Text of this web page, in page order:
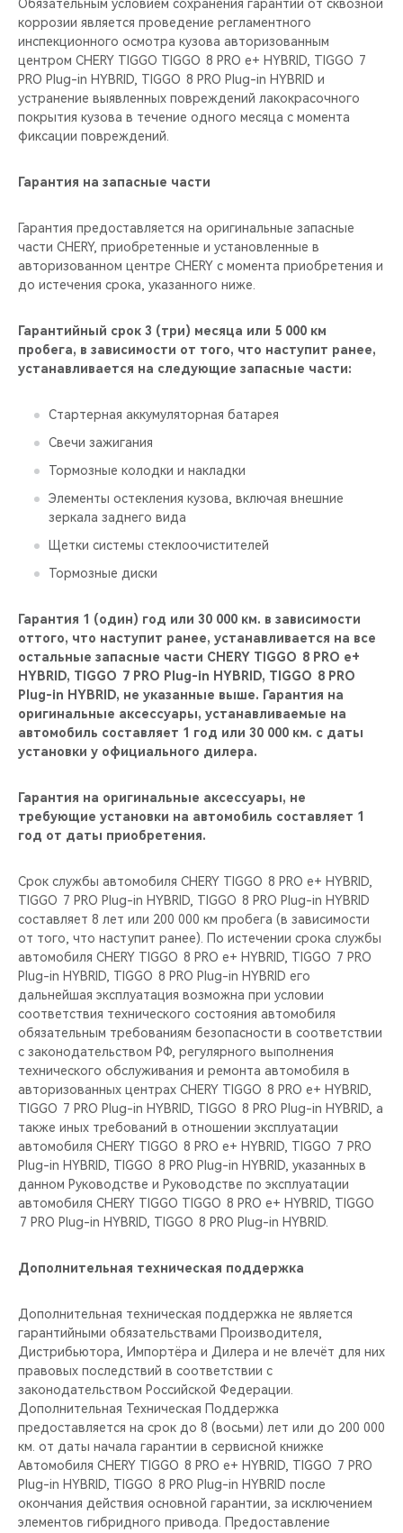
Обязательным условием сохранения гарантии от сквозной
коррозии является проведение регламентного
инспекционного осмотра кузова авторизованным
центром CHERY TIGGO TIGGO 8 PRO е+ HYBRID, TIGGO 7
PRO Plug-in HYBRID, TIGGO 8 PRO Plug-in HYBRID и
устранение выявленных повреждений лакокрасочного
покрытия кузова в течение одного месяца с момента
фиксации повреждений.
Гарантия на запасные части
Гарантия предоставляется на оригинальные запасные
части CHERY, приобретенные и установленные в
авторизованном центре CHERY с момента приобретения и
до истечения срока, указанного ниже.
Гарантийный срок 3 (три) месяца или 5 000 км
пробега, в зависимости от того, что наступит ранее,
устанавливается на следующие запасные части:
Стартерная аккумуляторная батарея
Свечи зажигания
Тормозные колодки и накладки
Элементы остекления кузова, включая внешние
зеркала заднего вида
Щетки системы стеклоочистителей
Тормозные диски
Гарантия 1 (один) год или 30 000 км. в зависимости
оттого, что наступит ранее, устанавливается на все
остальные запасные части CHERY TIGGO 8 PRO е+
HYBRID, TIGGO 7 PRO Plug-in HYBRID, TIGGO 8 PRO
Plug-in HYBRID, не указанные выше. Гарантия на
оригинальные аксессуары, устанавливаемые на
автомобиль составляет 1 год или 30 000 км. с даты
установки у официального дилера.
Гарантия на оригинальные аксессуары, не
требующие установки на автомобиль составляет 1
год от даты приобретения.
Срок службы автомобиля CHERY TIGGO 8 PRO е+ HYBRID,
TIGGO 7 PRO Plug-in HYBRID, TIGGO 8 PRO Plug-in HYBRID
составляет 8 лет или 200 000 км пробега (в зависимости
от того, что наступит ранее). По истечении срока службы
автомобиля CHERY TIGGO 8 PRO е+ HYBRID, TIGGO 7 PRO
Plug-in HYBRID, TIGGO 8 PRO Plug-in HYBRID его
дальнейшая эксплуатация возможна при условии
соответствия технического состояния автомобиля
обязательным требованиям безопасности в соответствии
с законодательством РФ, регулярного выполнения
технического обслуживания и ремонта автомобиля в
авторизованных центрах CHERY TIGGO 8 PRO е+ HYBRID,
TIGGO 7 PRO Plug-in HYBRID, TIGGO 8 PRO Plug-in HYBRID, а
также иных требований в отношении эксплуатации
автомобиля CHERY TIGGO 8 PRO е+ HYBRID, TIGGO 7 PRO
Plug-in HYBRID, TIGGO 8 PRO Plug-in HYBRID, указанных в
данном Руководстве и Руководстве по эксплуатации
автомобиля CHERY TIGGO TIGGO 8 PRO е+ HYBRID, TIGGO
7 PRO Plug-in HYBRID, TIGGO 8 PRO Plug-in HYBRID.
Дополнительная техническая поддержка
Дополнительная техническая поддержка не является
гарантийными обязательствами Производителя,
Дистрибьютора, Импортёра и Дилера и не влечёт для них
правовых последствий в соответствии с
законодательством Российской Федерации.
Дополнительная Техническая Поддержка
предоставляется на срок до 8 (восьми) лет или до 200 000
км. от даты начала гарантии в сервисной книжке
Автомобиля CHERY TIGGO 8 PRO е+ HYBRID, TIGGO 7 PRO
Plug-in HYBRID, TIGGO 8 PRO Plug-in HYBRID после
окончания действия основной гарантии, за исключением
элементов гибридного привода. Предоставление